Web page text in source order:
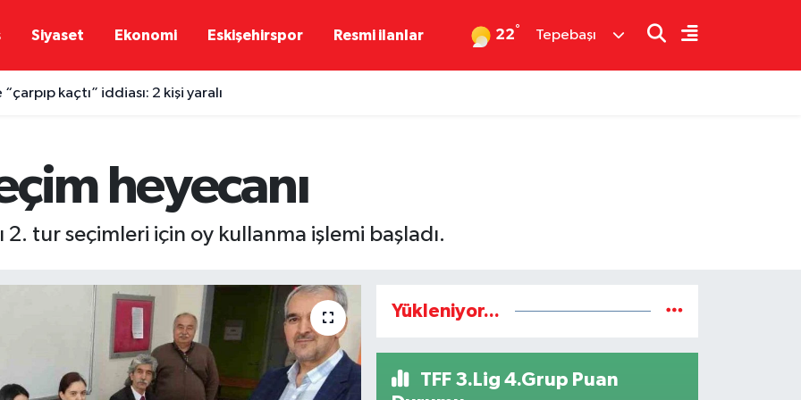
Siyaset Ekonomi Eskişehirspor Resmi ilanlar 22° Tepebaşı
kaçtı” iddiası: 2 kişi yaralı
heyecanı
tur seçimleri için oy kullanma işlemi başladı.
Yükleniyor...
TFF 3.Lig 4.Grup Puan